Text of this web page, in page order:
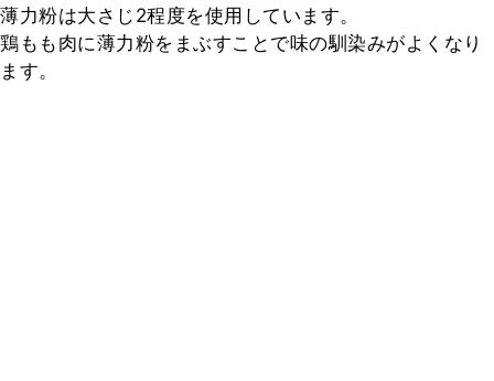
薄力粉は大さじ2程度を使用しています。
鶏もも肉に薄力粉をまぶすことで味の馴染みがよくなり
ます。